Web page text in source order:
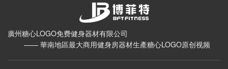
廣州糖心LOGO免费健身器材有限公司
—— 華南地區最大商用健身房器材生產糖心LOGO原创视频